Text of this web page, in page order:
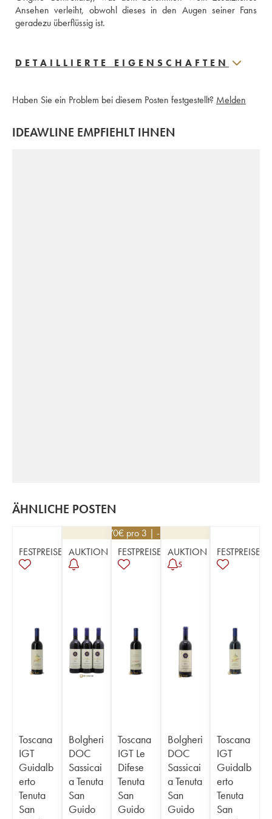
Ansehen verleiht, obwohl dieses in den Augen seiner Fans
geradezu überflüssig ist.
DETAILLIERTE EIGENSCHAFTEN
Haben Sie ein Problem bei diesem Posten festgestellt? Melden
IDEAWLINE EMPFIEHLT IHNEN
ÄHNLICHE POSTEN
FESTPREISE
Toscana
IGT
Guidalb
erto
Tenuta
San
AUKTION
Bolgheri
DOC
Sassicai
a Tenuta
San
Guido
29,70€ pro 3 | -10%
FESTPREISE
Toscana
IGT Le
Difese
Tenuta
San
Guido
AUKTION
5
Bolgheri
DOC
Sassicai
a Tenuta
San
Guido
FESTPREISE
Toscana
IGT
Guidalb
erto
Tenuta
San